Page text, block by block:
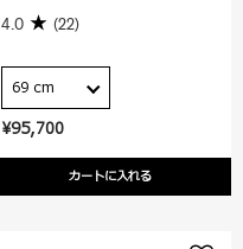
¥95,700
カートに入れる
4.0 (22)
69 cm